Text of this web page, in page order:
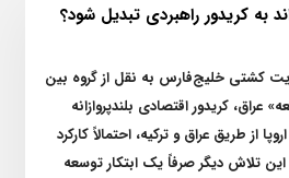
به کریدور راهبردی تبدیل شود؟
کشتی خلیج‌فارس به نقل از گروه بین
عراق، کریدور اقتصادی بلندپروازانه
از طریق عراق و ترکیه، احتمالاً کارکرد
تلاش دیگر صرفاً یک ابتکار توسعه